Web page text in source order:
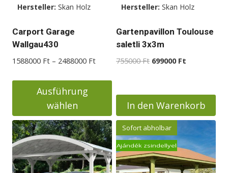
Hersteller: Skan Holz
Carport Garage
Wallgau430
1588000 Ft – 2488000 FtPreisspanne:
bis
2488000 Ft
Ausführung
wählen
Dieses
Produkt
weist
mehrere
Hersteller: Skan Holz
Gartenpavillon Toulouse
saletli 3x3m
755000Ft Ursprünglicher
755000 Ft
699000 Ft
699000 Ft.
In den Warenkorb
Ajándék zsindellyel
Sofort abholbar